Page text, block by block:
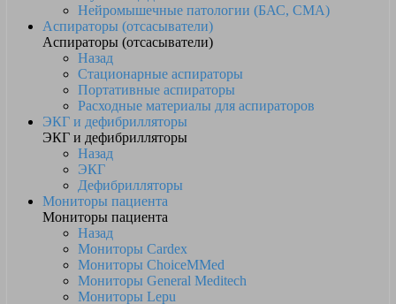
Нейромышечные патологии (БАС, СМА)
Аспираторы (отсасыватели)
Аспираторы (отсасыватели)
Назад
Стационарные аспираторы
Портативные аспираторы
Расходные материалы для аспираторов
ЭКГ и дефибрилляторы
ЭКГ и дефибрилляторы
Назад
ЭКГ
Дефибрилляторы
Мониторы пациента
Мониторы пациента
Назад
Мониторы Cardex
Мониторы ChoiceMMed
Мониторы General Meditech
Мониторы Lepu